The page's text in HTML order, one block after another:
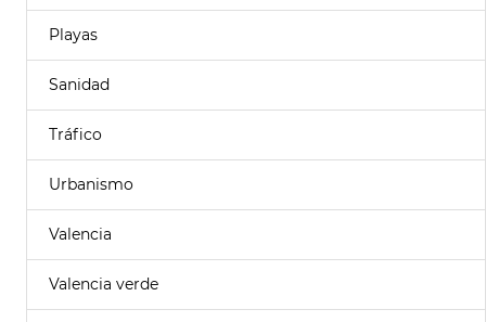
Playas
Sanidad
Tráfico
Urbanismo
Valencia
Valencia verde